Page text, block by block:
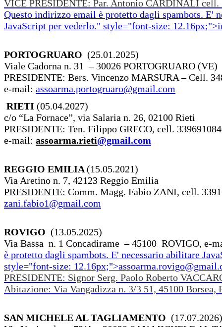
VICE PRESIDENTE: Par. Antonio CARDINALI cell.
Questo indirizzo email è protetto dagli spambots. E'
JavaScript per vederlo." style="font-size: 12.16px;">
PORTOGRUARO (25.01.2025)
Viale Cadorna n. 31 – 30026 PORTOGRUARO (VE)
PRESIDENTE: Bers. Vincenzo MARSURA – Cell.
e-mail: assoarma.portogruaro@gmail.com
RIETI (05.04.2027)
c/o “La Fornace”, via Salaria n. 26, 02100 Rieti
PRESIDENTE: Ten. Filippo GRECO, cell.
e-mail: assoarma.rieti@gmail.com
REGGIO EMILIA(15.05.2021)
Via Aretino n. 7, 42123 Reggio Emilia
PRESIDENTE: Comm. Magg. Fabio ZANI, cell.
zani.fabio1@gmail.com
ROVIGO (13.05.2025)
Via Bassa n. 1 Concadirame – 45100 ROVIGO, e-
è protetto dagli spambots. E' necessario abilitare
style="font-size: 12.16px;">
PRESIDENTE: Signor Serg. Paolo Roberto
Abitazione: Via Vangadizza n. 3/3 51, 45100 Borsea,
SAN MICHELE AL TAGLIAMENTO (17.07.2026)